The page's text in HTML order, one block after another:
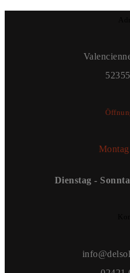
Dienstag -